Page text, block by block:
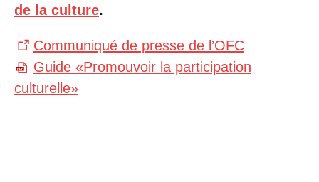
de la culture.
Communiqué de presse de l’OFC
Guide «Promouvoir la participation
culturelle»